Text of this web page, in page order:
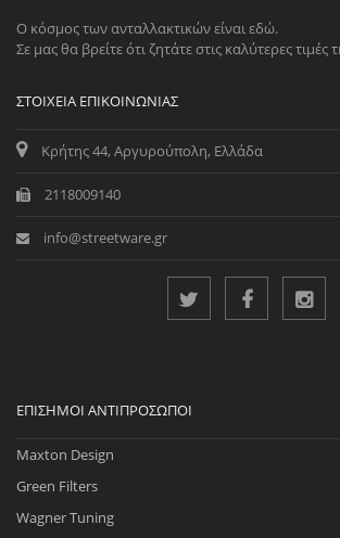
Ο κόσμος των ανταλλακτικών είναι εδώ.
Σε μας θα βρείτε ότι ζητάτε στις καλύτερες τιμές
ΣΤΟΙΧΕΊΑ ΕΠΙΚΟΙΝΩΝΊΑΣ
Κρήτης 44, Αργυρούπολη, Ελλάδα
2118009140
info@streetware.gr
ΕΠΊΣΗΜΟΙ ΑΝΤΙΠΡΌΣΩΠΟΙ
Maxton Design
Green Filters
Wagner Tuning